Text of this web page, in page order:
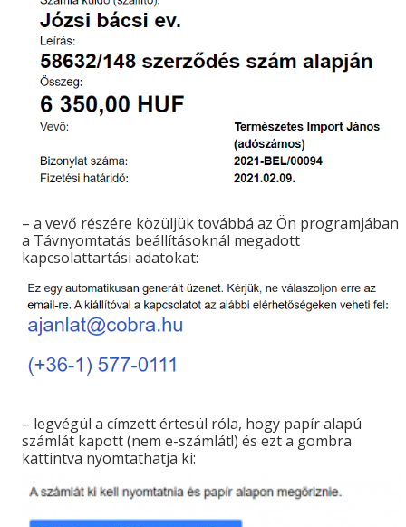
– a vevő részére közüljük továbbá az Ön programjában
a Távnyomtatás beállításoknál megadott
kapcsolattartási adatokat:
– legvégül a címzett értesül róla, hogy papír alapú
számlát kapott (nem e-számlát!) és ezt a gombra
kattintva nyomtathatja ki: